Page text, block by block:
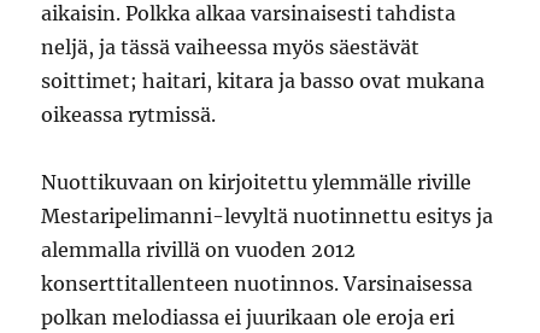
aikaisin. Polkka alkaa varsinaisesti tahdista
neljä, ja tässä vaiheessa myös säestävät
soittimet; haitari, kitara ja basso ovat mukana
oikeassa rytmissä.
Nuottikuvaan on kirjoitettu ylemmälle riville
Mestaripelimanni-levyltä nuotinnettu esitys ja
alemmalla rivillä on vuoden 2012
konserttitallenteen nuotinnos. Varsinaisessa
polkan melodiassa ei juurikaan ole eroja eri